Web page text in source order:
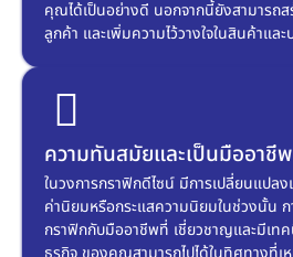
คุณได้เป็นอย่างดี นอกจากนี้ยังสามารถส
ลูกค้า และเพิ่มความไว้วางใจในสินค้าแล
ความทันสมัยและเป็นมืออาชีพ
ในวงการกราฟิกดีไซน์ มีการเปลี่ยนแปล
ค่านิยมหรือกระแสความนิยมในช่วงนั้น ก
กราฟิกกับมืออาชีพที่ เชี่ยวชาญและมีเท
ธุรกิจ ของคุณสามารถไปได้ในทิศทางที่เ